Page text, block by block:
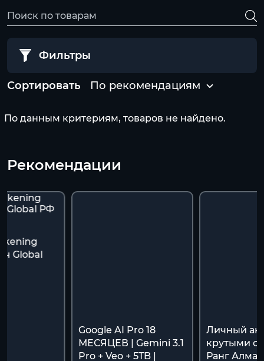
Фильтры
Сортировать По рекомендациям
По данным критериям, товаров не найдено.
Рекомендации
Global
Google AI Pro 18
МЕСЯЦЕВ | Gemini 3.1
Pro + Veo + 5TB |
Личный
крутыми
Ранг Алмаз